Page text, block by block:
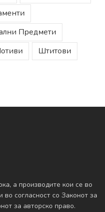
Предмети
Штитови
а производите кои се во
согласност со Законот за
за авторско право.